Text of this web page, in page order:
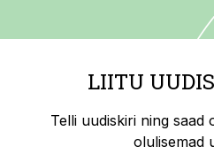
LIITU
Telli uudiskiri ning saad
olulisemad